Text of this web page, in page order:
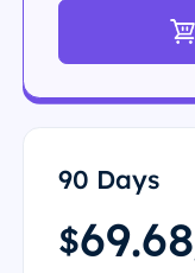
90 Days
$69.68